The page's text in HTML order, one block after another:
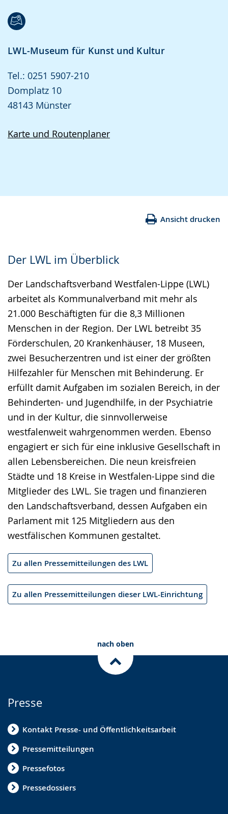
LWL-Museum für Kunst und Kultur
Tel.: 0251 5907-210
Domplatz 10
48143 Münster
Karte und Routenplaner
Ansicht drucken
Der LWL im Überblick
Der Landschaftsverband Westfalen-Lippe (LWL)
arbeitet als Kommunalverband mit mehr als
21.000 Beschäftigten für die 8,3 Millionen
Menschen in der Region. Der LWL betreibt 35
Förderschulen, 20 Krankenhäuser, 18 Museen,
zwei Besucherzentren und ist einer der größten
Hilfezahler für Menschen mit Behinderung. Er
erfüllt damit Aufgaben im sozialen Bereich, in der
Behinderten- und Jugendhilfe, in der Psychiatrie
und in der Kultur, die sinnvollerweise
westfalenweit wahrgenommen werden. Ebenso
engagiert er sich für eine inklusive Gesellschaft in
allen Lebensbereichen. Die neun kreisfreien
Städte und 18 Kreise in Westfalen-Lippe sind die
Mitglieder des LWL. Sie tragen und finanzieren
den Landschaftsverband, dessen Aufgaben ein
Parlament mit 125 Mitgliedern aus den
westfälischen Kommunen gestaltet.
Zu allen Pressemitteilungen des LWL
Zu allen Pressemitteilungen dieser LWL-Einrichtung
nach oben
Presse
Kontakt Presse- und Öffentlichkeitsarbeit
Pressemitteilungen
Pressefotos
Pressedossiers